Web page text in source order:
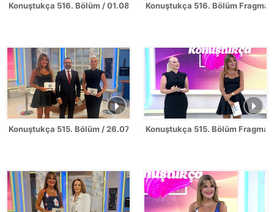
Konuştukça 516. Bölüm / 01.08.2026Konuştukça 516. Bölüm
Konuştukça 515. Bölüm / 26.07.2026Konuştukça 515. Bölüm